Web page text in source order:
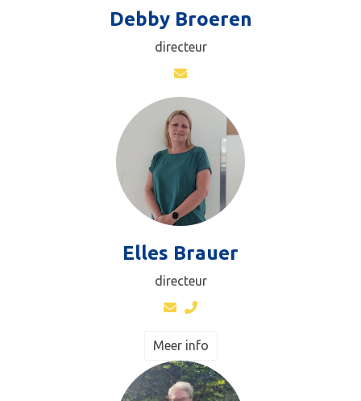
Debby Broeren
directeur
Elles Brauer
directeur
Meer info